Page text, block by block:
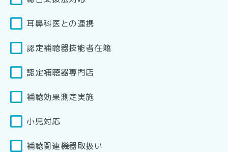
耳鼻科医との連携
認定補聴器技能者在籍
認定補聴器専門店
補聴効果測定実施
小児対応
補聴関連機器取扱い